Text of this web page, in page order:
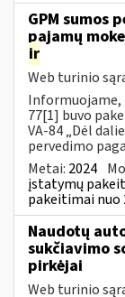
GPM sumos
pajamų
ir
Web turinio
Informuojame,
77[1] buvo
VA-84 „Dėl
pervedimo
Metai: 2024
įstatymų
pakeitimai nuo
Naudotų
sukčiavimo
pirkėjai
Web turinio